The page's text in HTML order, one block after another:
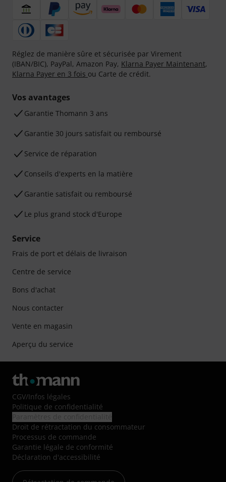
Réglez de manière sûre et sécurisée par Virement
(IBAN/BIC), PayPal, Amazon Pay, Klarna Payer Maintenant,
Klarna Payer en 3 fois ou Carte de crédit.
Vos avantages
Ga­ran­tie Thomann 3 ans
Garantie 30 jours satisfait ou remboursé
Service de réparation
Conseils d'experts en la matière
Garantie satisfait ou remboursé
Le plus grand stock d'Europe
Service
Frais de port et délais de livraison
Centre de service
Bons d'achat
Nous contacter
Vente en magasin
Aperçu du service
CGV/Infos légales
Politique de confidentialité
Droit de rétractation du consommateur
Processus de commande
Garantie légale de conformité
Déclaration d'accessibilité